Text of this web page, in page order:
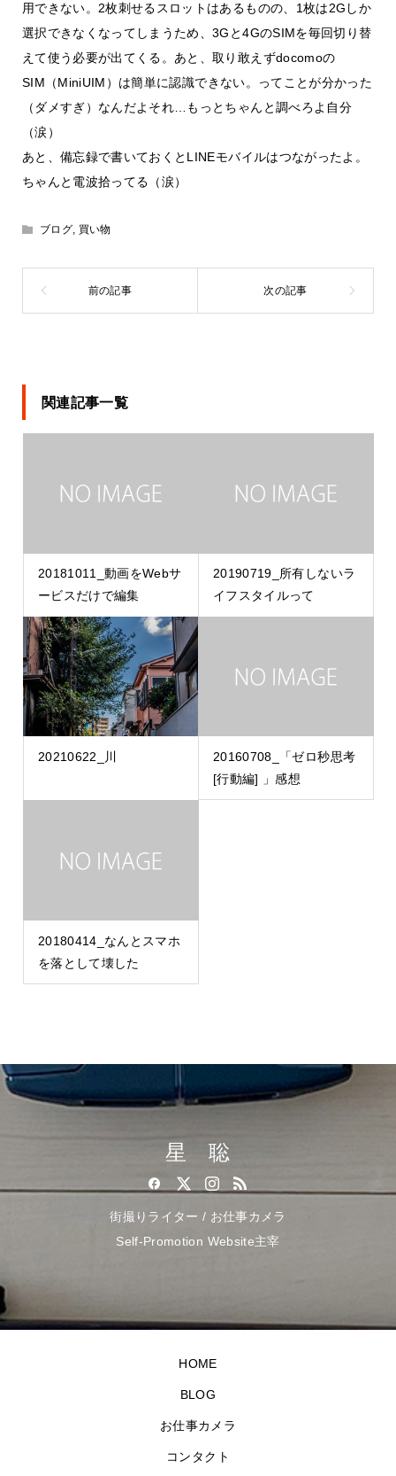
用できない。2枚刺せるスロットはあるものの、1枚は2Gしか
選択できなくなってしまうため、3Gと4GのSIMを毎回切り替
えて使う必要が出てくる。あと、取り敢えずdocomoの
SIM（MiniUIM）は簡単に認識できない。ってことが分かった
（ダメすぎ）なんだよそれ…もっとちゃんと調べろよ自分
（涙）
あと、備忘録で書いておくとLINEモバイルはつながったよ。
ちゃんと電波拾ってる（涙）
ブログ, 買い物
関連記事一覧
20181011_動画をWebサ
ービスだけで編集
20190719_所有しないラ
イフスタイルって
20210622_川
20160708_「ゼロ秒思考
[行動編] 」感想
20180414_なんとスマホ
を落として壊した
星 聡
街撮りライター / お仕事カメラ
Self-Promotion Website主宰
HOME
BLOG
お仕事カメラ
コンタクト